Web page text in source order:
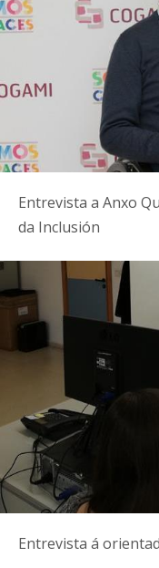
Entrevista a Anxo
da Inclusión
Entrevista á